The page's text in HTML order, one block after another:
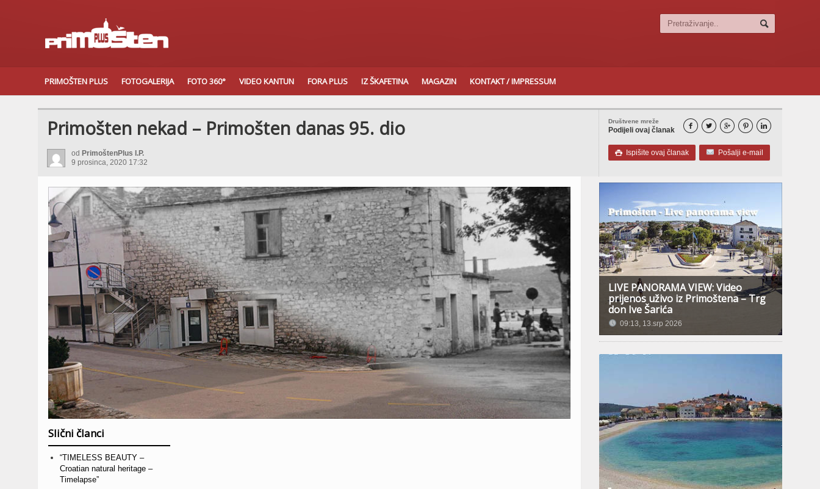
PRIMOŠTEN PLUS FOTOGALERIJA FOTO 360° VIDEO KANTUN FORA PLUS IZ ŠKAFETINA MAGAZIN KONTAKT / IMPRESSUM
Društvene mreže
Podijeli ovaj članak     
 Ispišite ovaj članak Pošalji e-mail
Primošten nekad – Primošten danas 95. dio
od PrimoštenPlus I.P.
9 prosinca, 2020 17:32
Slični članci
“TIMELESS BEAUTY –
Croatian natural heritage –
Timelapse”
LIVE PANORAMA VIEW: Video
prijenos uživo iz Primoštena – Trg
don Ive Šarića
09:13, 13.srp 2026